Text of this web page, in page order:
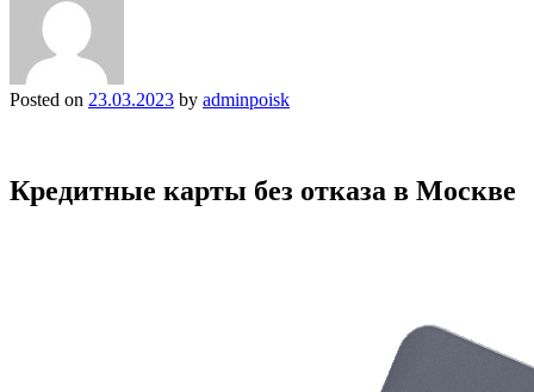
Posted on 23.03.2023 by adminpoisk
Кредитные карты без отказа в Москве